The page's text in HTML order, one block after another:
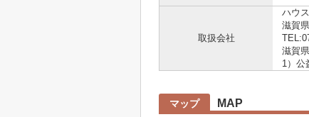
取扱会社
ハウ
滋賀
滋賀
1）
マップ MAP